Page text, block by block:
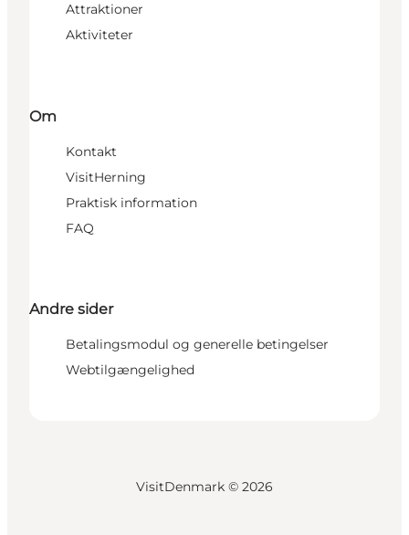
Attraktioner
Aktiviteter
Om
Kontakt
VisitHerning
Praktisk information
FAQ
Andre sider
Betalingsmodul og generelle betingelser
Webtilgængelighed
VisitDenmark © 2026